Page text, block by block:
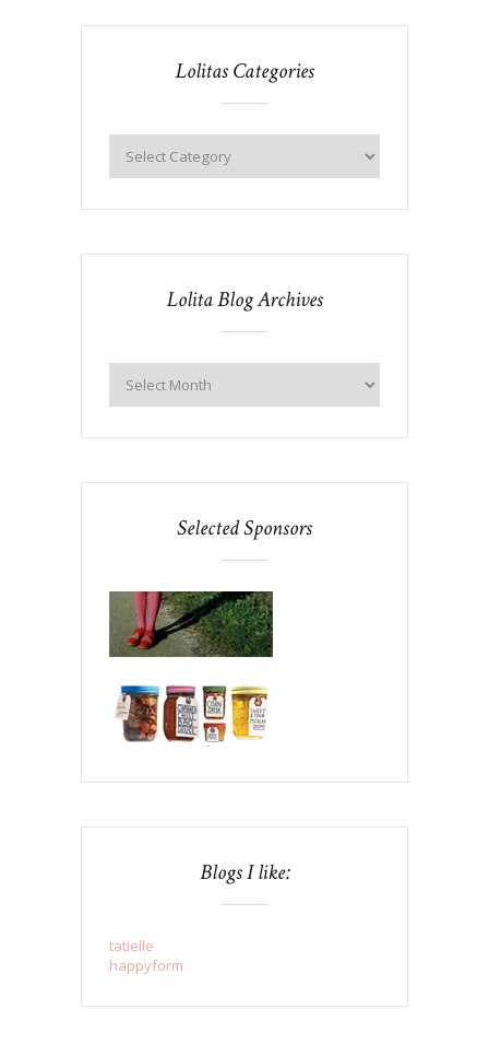
Lolitas Categories
Lolita Blog Archives
Selected Sponsors
Blogs I like:
tatielle
happyform